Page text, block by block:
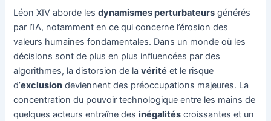
Léon XIV aborde lesdynamismes perturbateurs générés
par l’IA, notamment en ce qui concerne l’érosion des
valeurs humaines fondamentales. Dans un monde où les
décisions sont de plus en plus influencées par des
algorithmes, la distorsion de lavérité et le risque
d’exclusion deviennent des préoccupations majeures. La
concentration du pouvoir technologique entre les mains de
quelques acteurs entraîne desinégalités croissantes et un